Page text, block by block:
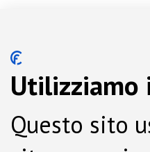
Utilizziamo
Questo sito